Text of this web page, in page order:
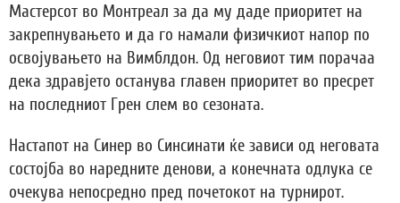
Мастерсот во Монтреал за да му даде приоритет на
закрепнувањето и да го намали физичкиот напор по
освојувањето на Вимблдон. Од неговиот тим порачаа
дека здравјето останува главен приоритет во пресрет
на последниот Грен слем во сезоната.
Настапот на Синер во Синсинати ќе зависи од неговата
состојба во наредните денови, а конечната одлука се
очекува непосредно пред почетокот на турнирот.